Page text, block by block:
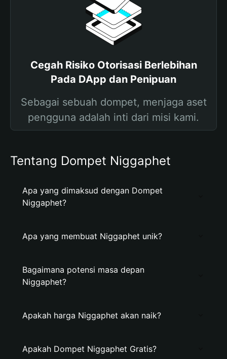
Cegah Risiko Otorisasi Berlebihan
Pada DApp dan Penipuan
Sebagai sebuah dompet, menjaga aset
pengguna adalah inti dari misi kami.
Tentang Dompet Niggaphet
Apa yang dimaksud dengan Dompet
Niggaphet?
Apa yang membuat Niggaphet unik?
Bagaimana potensi masa depan
Niggaphet?
Apakah harga Niggaphet akan naik?
Apakah Dompet Niggaphet Gratis?